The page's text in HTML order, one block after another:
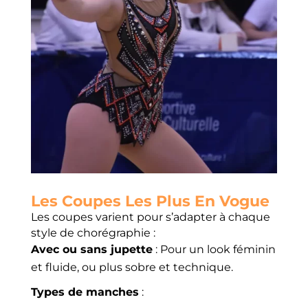
Les Coupes Les Plus En Vogue
Les coupes varient pour s’adapter à chaque
style de chorégraphie :
Avec ou sans jupette: Pour un look féminin
et fluide, ou plus sobre et technique.
Types de manches :